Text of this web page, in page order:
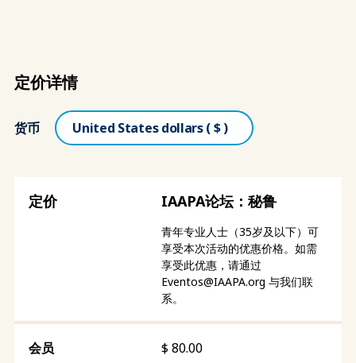
定价详情
货币
IAAPA论坛：秘鲁
青年专业人士（35岁及以下）可
享受本次活动的优惠价格。如需
享受此优惠，请通过
Eventos@IAAPA.org 与我们联
系。
$80.00